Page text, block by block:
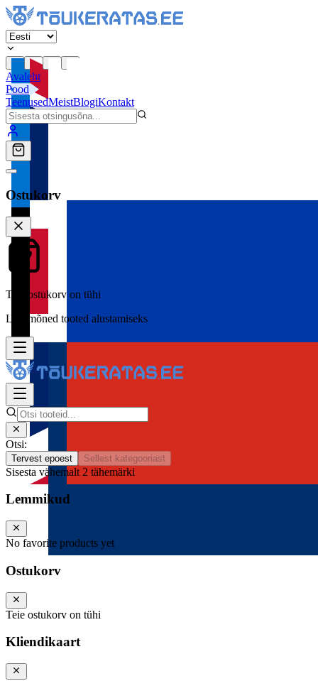
Avaleht
Pood
TeenusedMeistBlogiKontakt
Ostukorv
Teie ostukorv on tühi
Lisa mõned tooted alustamiseks
Otsi:
Tervest epoest Sellest kategooriast
Sisesta vähemalt 2 tähemärki
Lemmikud
No favorite products yet
Ostukorv
Teie ostukorv on tühi
Kliendikaart